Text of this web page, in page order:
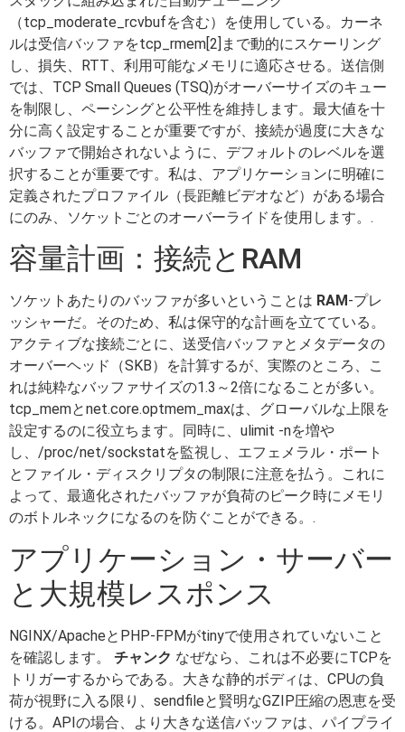
（tcp_moderate_rcvbufを含む）を使用している。カーネ
ルは受信バッファをtcp_rmem[2]まで動的にスケーリング
し、損失、RTT、利用可能なメモリに適応させる。送信側
では、TCP Small Queues (TSQ)がオーバーサイズのキュー
を制限し、ペーシングと公平性を維持します。最大値を十
分に高く設定することが重要ですが、接続が過度に大きな
バッファで開始されないように、デフォルトのレベルを選
択することが重要です。私は、アプリケーションに明確に
定義されたプロファイル（長距離ビデオなど）がある場合
にのみ、ソケットごとのオーバーライドを使用します。.
容量計画：接続とRAM
ソケットあたりのバッファが多いということは RAM -プレ
ッシャーだ。そのため、私は保守的な計画を立てている。
アクティブな接続ごとに、送受信バッファとメタデータの
オーバーヘッド（SKB）を計算するが、実際のところ、こ
れは純粋なバッファサイズの1.3～2倍になることが多い。
tcp_memとnet.core.optmem_maxは、グローバルな上限を
設定するのに役立ちます。同時に、ulimit -nを増や
し、/proc/net/sockstatを監視し、エフェメラル・ポート
とファイル・ディスクリプタの制限に注意を払う。これに
よって、最適化されたバッファが負荷のピーク時にメモリ
のボトルネックになるのを防ぐことができる。.
アプリケーション・サーバー
と大規模レスポンス
NGINX/ApacheとPHP-FPMがtinyで使用されていないこと
を確認します。 チャンク なぜなら、これは不必要にTCPを
トリガーするからである。大きな静的ボディは、CPUの負
荷が視野に入る限り、sendfileと賢明なGZIP圧縮の恩恵を受
ける。APIの場合、より大きな送信バッファは、パイプライ